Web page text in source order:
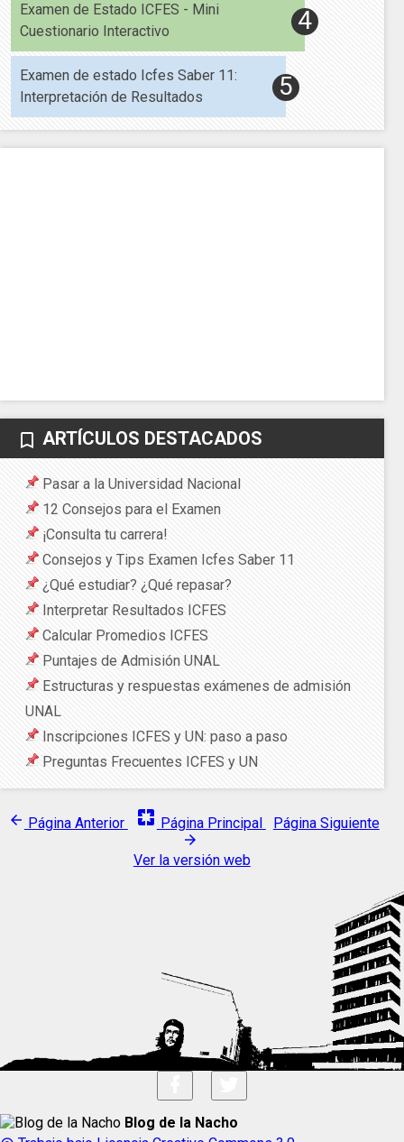
Examen de Estado ICFES - Mini
Cuestionario Interactivo
Examen de estado Icfes Saber 11:
Interpretación de Resultados
bookmark_border ARTÍCULOS DESTACADOS
Pasar a la Universidad Nacional
12 Consejos para el Examen
¡Consulta tu carrera!
Consejos y Tips Examen Icfes Saber 11
¿Qué estudiar? ¿Qué repasar?
Interpretar Resultados ICFES
Calcular Promedios ICFES
Puntajes de Admisión UNAL
Estructuras y respuestas exámenes de admisión
UNAL
Inscripciones ICFES y UN: paso a paso
Preguntas Frecuentes ICFES y UN
arrow_back Página Anterior pages Página Principal Página Siguiente
arrow_forward
Ver la versión web
Blog de la Nacho